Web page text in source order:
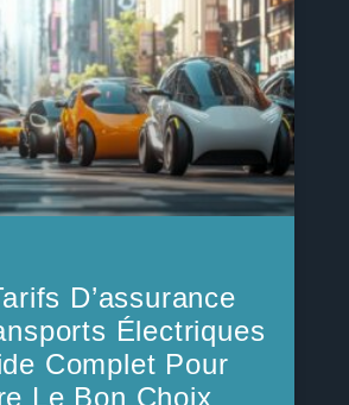
D’assurance
Électriques
Complet Pour
Le Bon Choix